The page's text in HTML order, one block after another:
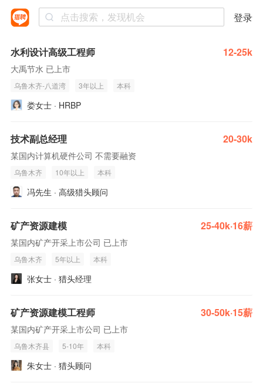
登录
水利设计高级工程师 12-25k
大禹节水 已上市
乌鲁木齐-八道湾 3年以上 本科
娄女士 · HRBP
技术副总经理 20-30k
某国内计算机硬件公司 不需要融资
乌鲁木齐 10年以上 本科
冯先生 · 高级猎头顾问
矿产资源建模 25-40k·16薪
某国内矿产开采上市公司 已上市
乌鲁木齐 5年以上 本科
张女士 · 猎头经理
矿产资源建模工程师 30-50k·15薪
某国内矿产开采上市公司 已上市
乌鲁木齐县 5-10年 本科
朱女士 · 猎头顾问